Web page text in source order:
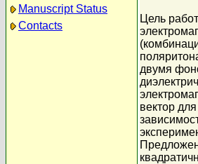
Manuscript Status
Contacts
Цель
двумя
вектор